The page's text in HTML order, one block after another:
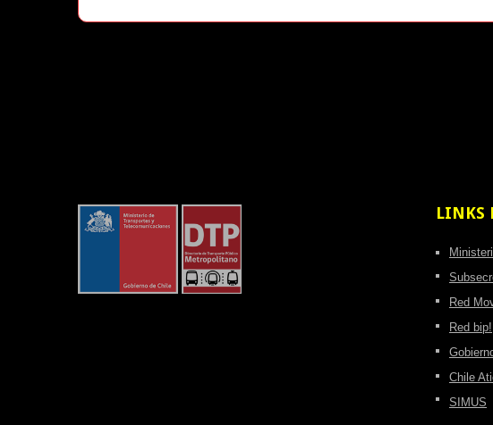
LINKS
Red
Red bip!
Chile
SIMUS